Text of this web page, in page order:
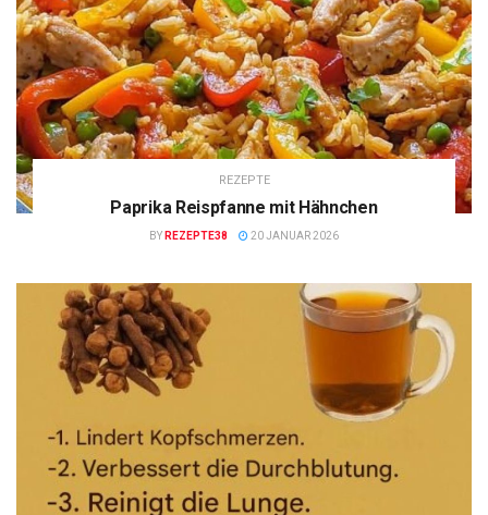
REZEPTE
Paprika Reispfanne mit Hähnchen
BY REZEPTE38 20 JANUAR 2026